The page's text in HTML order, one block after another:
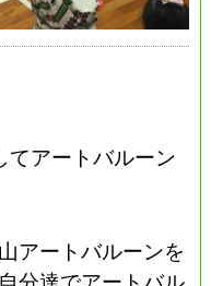
てアートバルーン
アートバルーンを